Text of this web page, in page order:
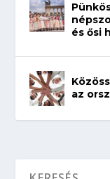
és ősi
az